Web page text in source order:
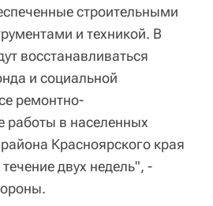
строительными
и техникой. В
восстанавливаться
и социальной
ремонтно-
работы в населенных
Красноярского края
двух недель", -